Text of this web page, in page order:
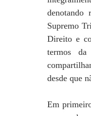
denotando
Supremo
Direito e
termos da
desde que
Em